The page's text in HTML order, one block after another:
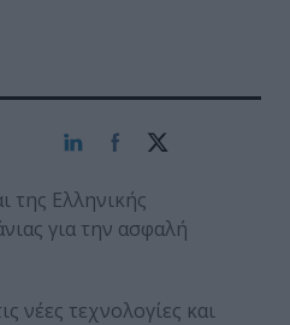
της Ελληνικής
για την ασφαλή
νέες τεχνολογίες και